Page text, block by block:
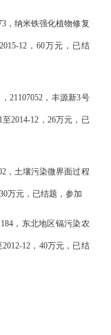
，纳米铁强化植物修复
2015-12， 60万元，已结
21107052 ，丰源新3号
至2014-12 ， 26万元，已
，土壤污染微界面过程
万元，已结题，参加
，东北地区镉污染农
2012-12 ， 40万元，已结